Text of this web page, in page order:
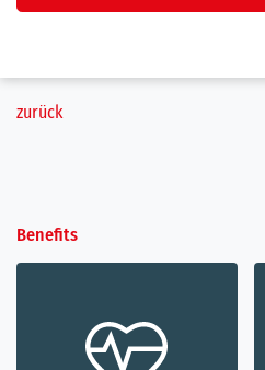
zurück
Benefits